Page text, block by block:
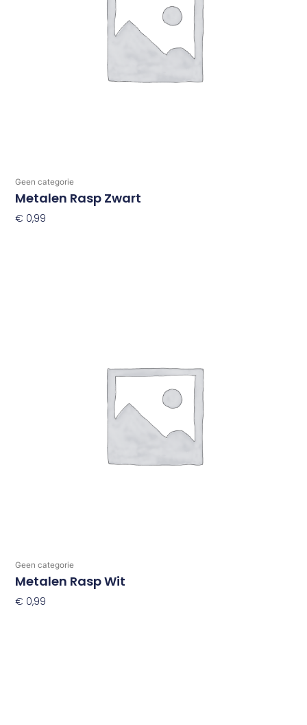
Geen categorie
Metalen Rasp Zwart
€ 0,99
Geen categorie
Metalen Rasp Wit
€ 0,99